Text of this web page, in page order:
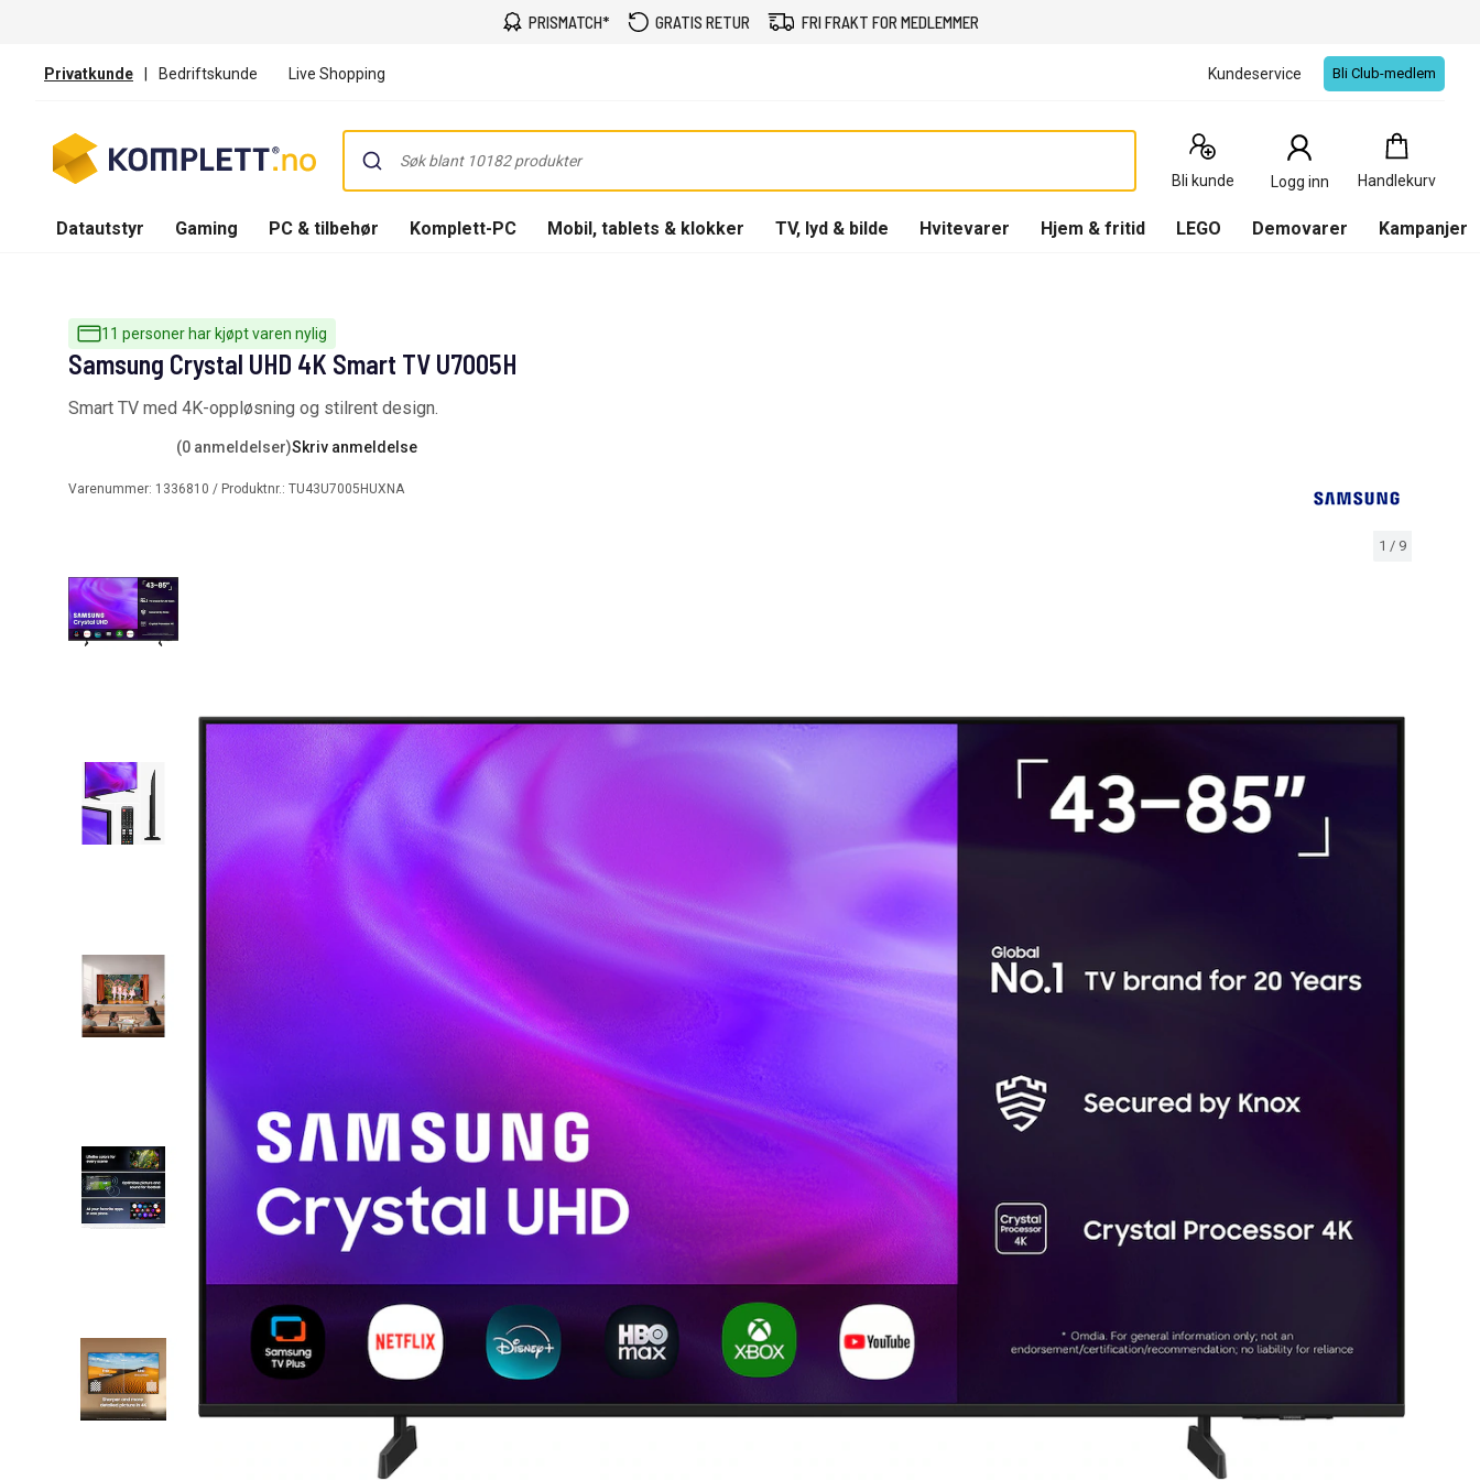
PRISMATCH* GRATIS RETUR FRI FRAKT FOR MEDLEMMER
Privatkunde | Bedriftskunde Live Shopping Kundeservice Bli Club-medlem
Bli kunde Logg inn Handlekurv
Handlekurv
0
Produkter
Datautstyr Gaming PC & tilbehør Komplett-PC Mobil, tablets & klokker TV, lyd & bilde Hvitevarer Hjem & fritid LEGO Demovarer Kampanjer
11 personer har kjøpt varen nylig
1 / 9
Samsung Crystal UHD 4K Smart TV U7005H
Smart TV med 4K-oppløsning og stilrent design.
(0 anmeldelser)Skriv anmeldelse
Varenummer: 1336810 / Produktnr.: TU43U7005HUXNA